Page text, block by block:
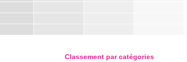
Classement par catégories